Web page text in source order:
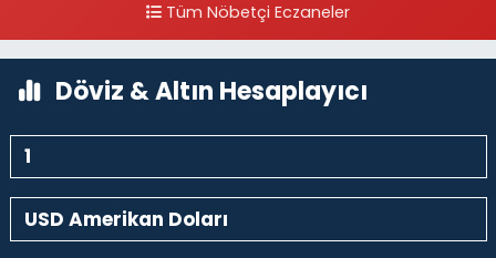
0 (212) 249 50 99 Yol Tarifi Al
Tüm Nöbetçi Eczaneler
Döviz & Altın Hesaplayıcı